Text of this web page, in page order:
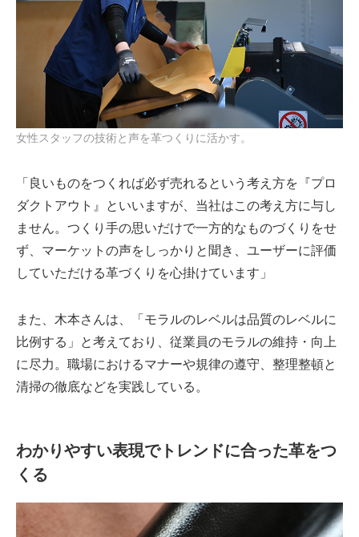
女性スタッフの技術と声を革つくりに活かす。
「良いものをつくれば必ず売れるという考え方を『プロ
ダクトアウト』といいますが、当社はこの考え方に与し
ません。つくり手の思いだけで一方的なものづくりをせ
ず、マーケットの声をしっかりと聞き、ユーザーに評価
していただける革づくりを心掛けています」
また、木本さんは、「モラルのレベルは品質のレベルに
比例する」と考えており、従業員のモラルの維持・向上
に尽力。職場におけるマナーや規律の遵守、整理整頓と
清掃の徹底などを実践している。
わかりやすい表現でトレンドに合った革をつ
くる